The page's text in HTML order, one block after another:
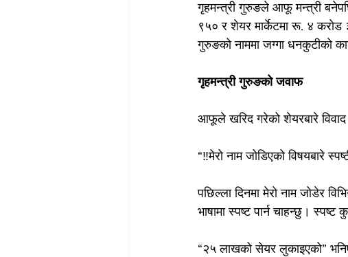
गृहमन्त्री गुरुङले आफू मन्त्री
९५० र शेयर मार्केटमा रू. ४ करोड
गुरुङको नाममा जग्गा धनकुटीको
गृहमन्त्री गुरुङको जवाफ
आफूले खरिद गरेको शेयरबारे
“‼️मेरो नाम जोडिएको विषयबारे
पछिल्ला दिनमा मेरो नाम जोडेर
भाषामा स्पष्ट पार्न चाहन्छु।
“२५ लाखको सेयर लुकाइएको”